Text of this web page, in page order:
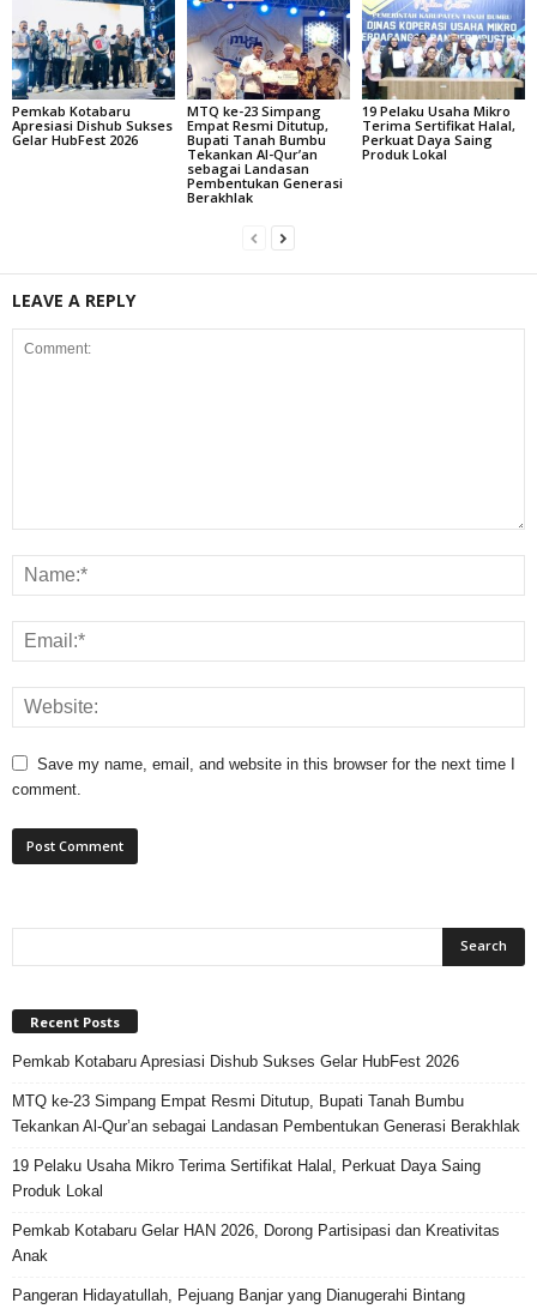
Pemkab Kotabaru
Apresiasi Dishub Sukses
Gelar HubFest 2026
MTQ ke-23 Simpang
Empat Resmi Ditutup,
Bupati Tanah Bumbu
Tekankan Al-Qur’an
sebagai Landasan
Pembentukan Generasi
Berakhlak
19 Pelaku Usaha Mikro
Terima Sertifikat Halal,
Perkuat Daya Saing
Produk Lokal
LEAVE A REPLY
Save my name, email, and website in this browser for the next time I
comment.
Recent Posts
Pemkab Kotabaru Apresiasi Dishub Sukses Gelar HubFest 2026
MTQ ke-23 Simpang Empat Resmi Ditutup, Bupati Tanah Bumbu
Tekankan Al-Qur’an sebagai Landasan Pembentukan Generasi Berakhlak
19 Pelaku Usaha Mikro Terima Sertifikat Halal, Perkuat Daya Saing
Produk Lokal
Pemkab Kotabaru Gelar HAN 2026, Dorong Partisipasi dan Kreativitas
Anak
Pangeran Hidayatullah, Pejuang Banjar yang Dianugerahi Bintang